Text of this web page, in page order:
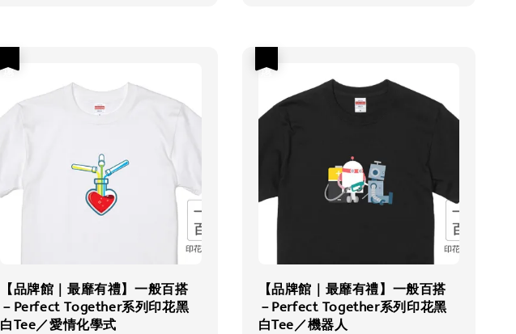
【品牌館｜最靡有禮】一般百搭
－Perfect Together系列印花黑
白Tee／愛情化學式
【品牌館｜最靡有禮】一般百搭
－Perfect Together系列印花黑
白Tee／機器人